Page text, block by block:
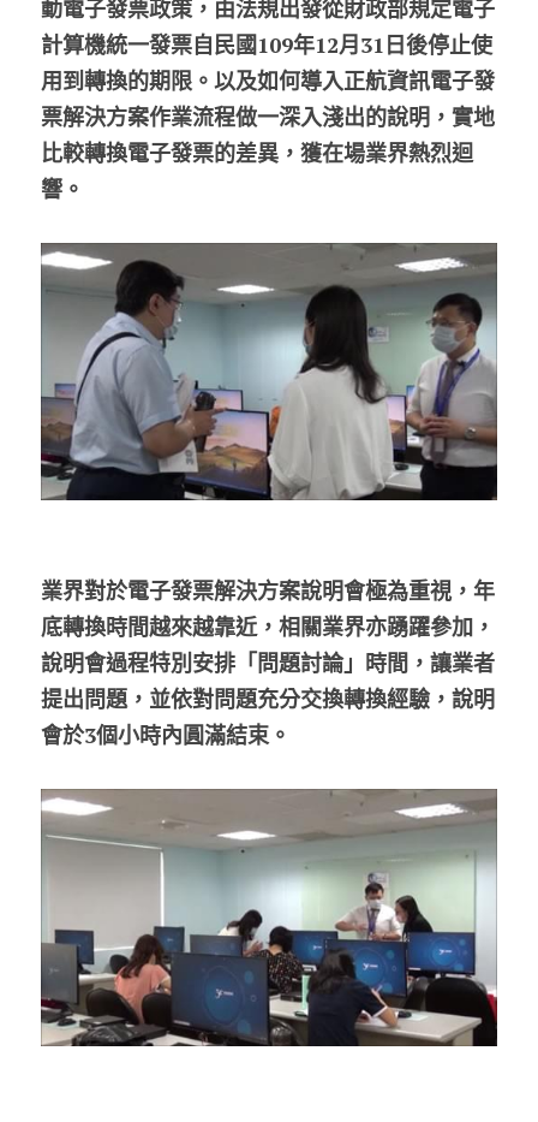
動電子發票政策，由法規出發從財政部規定電子
計算機統一發票自民國109年12月31日後停止使
用到轉換的期限。以及如何導入正航資訊電子發
票解決方案作業流程做一深入淺出的說明，實地
比較轉換電子發票的差異，獲在場業界熱烈迴
響。
業界對於電子發票解決方案說明會極為重視，年
底轉換時間越來越靠近，相關業界亦踴躍參加，
說明會過程特別安排「問題討論」時間，讓業者
提出問題，並依對問題充分交換轉換經驗，說明
會於3個小時內圓滿結束。